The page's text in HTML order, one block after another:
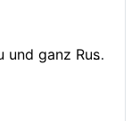
ganz Russland